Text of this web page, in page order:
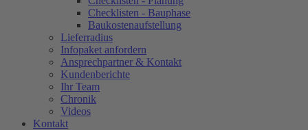
Checklisten - Bauphase
Baukostenaufstellung
Lieferradius
Infopaket anfordern
Ansprechpartner & Kontakt
Kundenberichte
Ihr Team
Chronik
Videos
Kontakt